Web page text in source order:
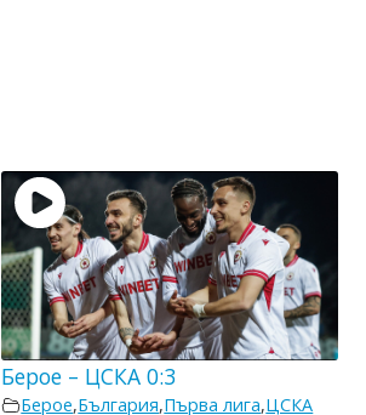
Берое – ЦСКА 0:3
Берое,България,Първа лига,ЦСКА